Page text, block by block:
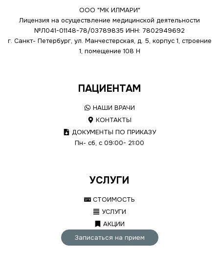
ООО "МК ИЛМАРИ"
Лицензия на осуществление медицинской деятельности
№Л041-01148-78/03789835 ИНН: 7802949692
г. Санкт- Петербург, ул. Манчестерская, д. 5, корпус 1, строение
1, помещение 108 Н
ПАЦИЕНТАМ
НАШИ ВРАЧИ
КОНТАКТЫ
ДОКУМЕНТЫ ПО ПРИКАЗУ
Пн- сб, с 09:00- 21:00
УСЛУГИ
СТОИМОСТЬ
УСЛУГИ
АКЦИИ
Записаться на прием